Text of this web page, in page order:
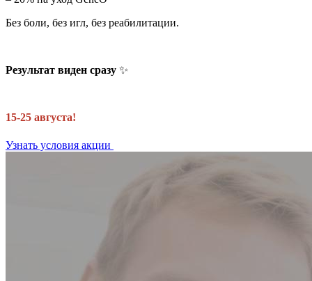
Без боли, без игл, без реабилитации.
Результат виден сразу ✨
15-25 августа!
Узнать условия акции